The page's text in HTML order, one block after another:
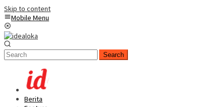
Skip to content
Mobile Menu
Search
Berita